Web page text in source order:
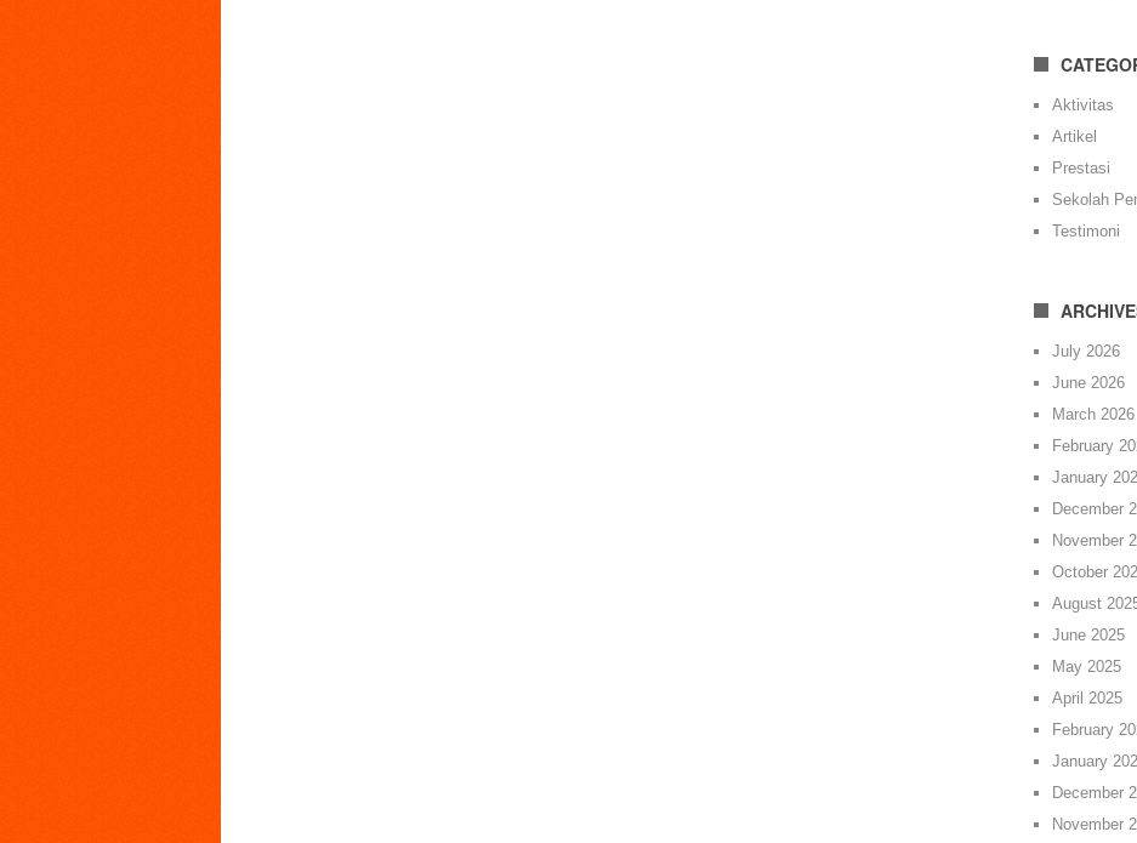
Aktivitas
Artikel
Prestasi
Sekolah
Testimoni
July 2026
June 2026
March 2026
February
January
December
November
October
August
June 2025
May 2025
April 2025
February
January
December
November